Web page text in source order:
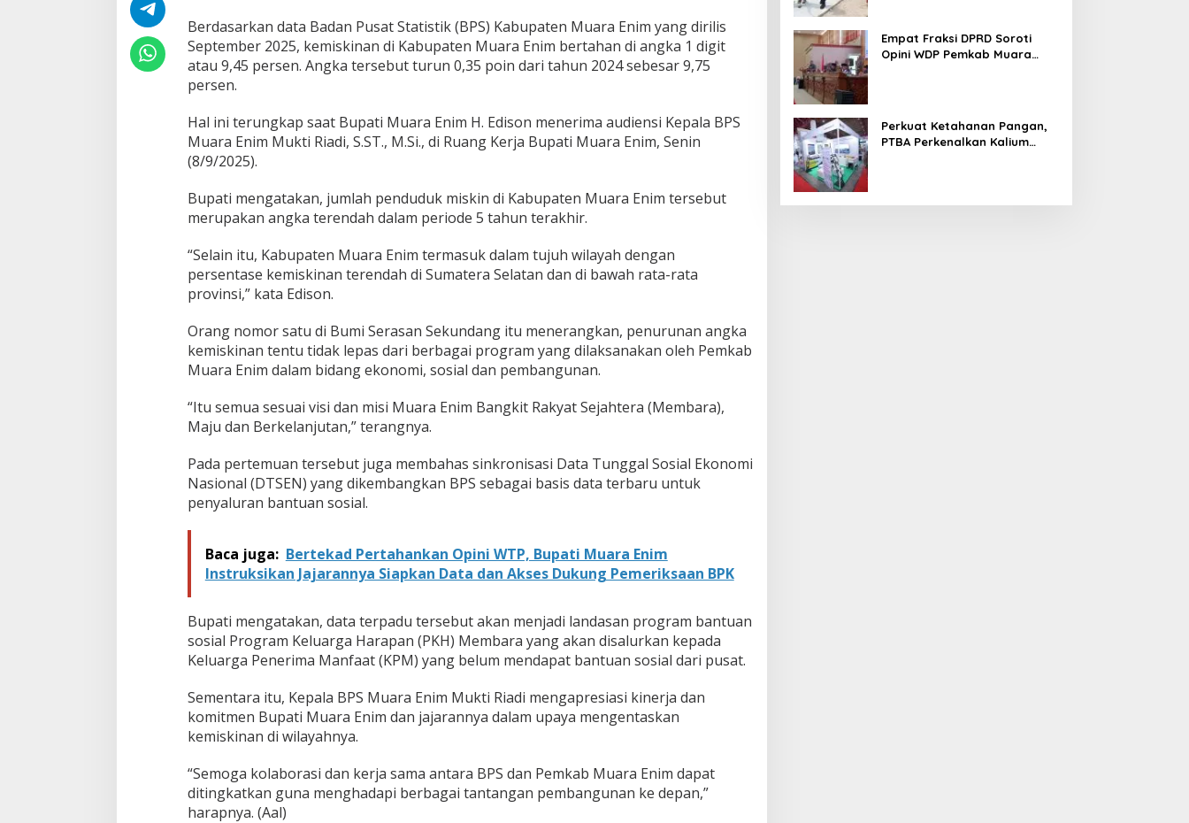
r
a
E
n
T
u
r
0
,
3
P
o
i
Berdasarkan data Badan Pusat Statistik (BPS) Kabupaten Muara Enim yang dirilis
September 2025, kemiskinan di Kabupaten Muara Enim bertahan di angka 1 digit
atau 9,45 persen. Angka tersebut turun 0,35 poin dari tahun 2024 sebesar 9,75
persen.
Hal ini terungkap saat Bupati Muara Enim H. Edison menerima audiensi Kepala BPS
Muara Enim Mukti Riadi, S.ST., M.Si., di Ruang Kerja Bupati Muara Enim, Senin
(8/9/2025).
Bupati mengatakan, jumlah penduduk miskin di Kabupaten Muara Enim tersebut
merupakan angka terendah dalam periode 5 tahun terakhir.
“Selain itu, Kabupaten Muara Enim termasuk dalam tujuh wilayah dengan
persentase kemiskinan terendah di Sumatera Selatan dan di bawah rata-rata
provinsi,” kata Edison.
Orang nomor satu di Bumi Serasan Sekundang itu menerangkan, penurunan angka
kemiskinan tentu tidak lepas dari berbagai program yang dilaksanakan oleh Pemkab
Muara Enim dalam bidang ekonomi, sosial dan pembangunan.
“Itu semua sesuai visi dan misi Muara Enim Bangkit Rakyat Sejahtera (Membara),
Maju dan Berkelanjutan,” terangnya.
Pada pertemuan tersebut juga membahas sinkronisasi Data Tunggal Sosial Ekonomi
Nasional (DTSEN) yang dikembangkan BPS sebagai basis data terbaru untuk
penyaluran bantuan sosial.
Baca juga: Bertekad Pertahankan Opini WTP, Bupati Muara Enim
Instruksikan Jajarannya Siapkan Data dan Akses Dukung Pemeriksaan BPK
Bupati mengatakan, data terpadu tersebut akan menjadi landasan program bantuan
sosial Program Keluarga Harapan (PKH) Membara yang akan disalurkan kepada
Keluarga Penerima Manfaat (KPM) yang belum mendapat bantuan sosial dari pusat.
Sementara itu, Kepala BPS Muara Enim Mukti Riadi mengapresiasi kinerja dan
komitmen Bupati Muara Enim dan jajarannya dalam upaya mengentaskan
kemiskinan di wilayahnya.
“Semoga kolaborasi dan kerja sama antara BPS dan Pemkab Muara Enim dapat
ditingkatkan guna menghadapi berbagai tantangan pembangunan ke depan,”
harapnya. (Aal)
Empat Fraksi DPRD Soroti
Opini WDP Pemkab Muara
Perkuat Ketahanan Pangan,
PTBA Perkenalkan Kalium